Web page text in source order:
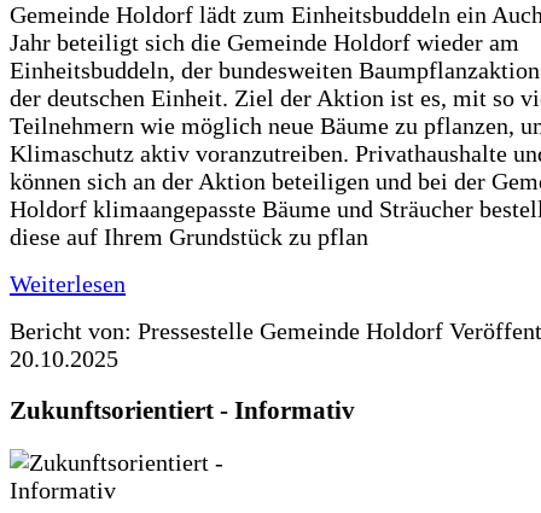
Gemeinde Holdorf lädt zum Einheitsbuddeln ein
Jahr beteiligt sich die Gemeinde Holdorf wieder am
Einheitsbuddeln, der bundesweiten
der deutschen Einheit. Ziel der Aktion ist es, mit so
Teilnehmern wie möglich neue Bäume zu pflanzen,
Klimaschutz aktiv voranzutreiben. Privathaushalte
können sich an der Aktion beteiligen und bei der
Holdorf klimaangepasste Bäume und Sträucher
diese auf Ihrem Grundstück zu pflan
Weiterlesen
Bericht von: Pressestelle Gemeinde Holdorf
20.10.2025
Zukunftsorientiert - Informativ